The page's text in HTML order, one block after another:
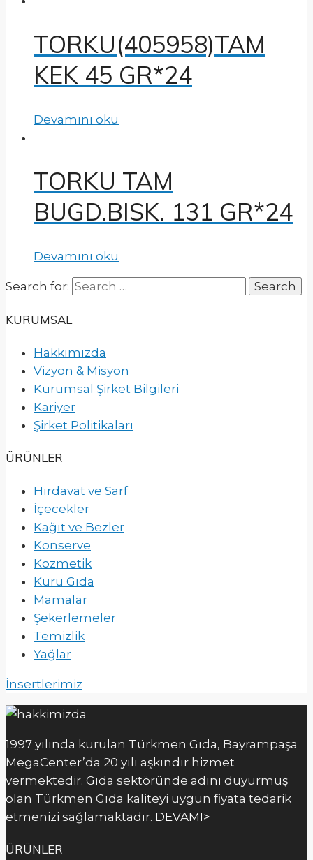
TORKU(405958)TAM
KEK 45 GR*24
Devamını oku
TORKU TAM
BUGD.BISK. 131 GR*24
Devamını oku
Search for:
KURUMSAL
Hakkımızda
Vizyon & Misyon
Kurumsal Şirket Bilgileri
Kariyer
Şirket Politikaları
ÜRÜNLER
Hırdavat ve Sarf
İçecekler
Kağıt ve Bezler
Konserve
Kozmetik
Kuru Gıda
Mamalar
Şekerlemeler
Temizlik
Yağlar
İnsertlerimiz
1997 yılında kurulan Türkmen Gıda, Bayrampaşa
MegaCenter’da 20 yılı aşkındır hizmet
vermektedir. Gıda sektöründe adını duyurmuş
olan Türkmen Gıda kaliteyi uygun fiyata tedarik
etmenizi sağlamaktadır. DEVAMI>
ÜRÜNLER